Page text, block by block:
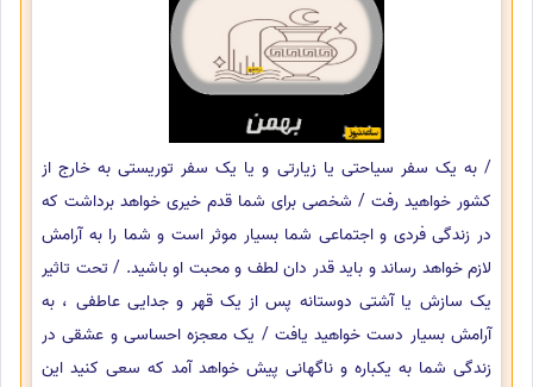
/ به یک سفر سیاحتی یا زیارتی و یا یک سفر توریستی به خارج از
کشور خواهید رفت / شخصی برای شما قدم خیری خواهد برداشت که
در زندگی فردی و اجتماعی شما بسیار موثر است و شما را به آرامش
لازم خواهد رساند و باید قدر دان لطف و محبت او باشید. / تحت تاثیر
یک سازش یا آشتی دوستانه پس از یک قهر و جدایی عاطفی ، به
آرامش بسیار دست خواهید یافت / یک معجزه احساسی و عشقی در
زندگی شما به یکباره و ناگهانی پیش خواهد آمد که سعی کنید این